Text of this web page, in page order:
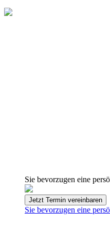
Sie bevorzugen eine
Jetzt Termin vereinbaren
Sie bevorzugen eine